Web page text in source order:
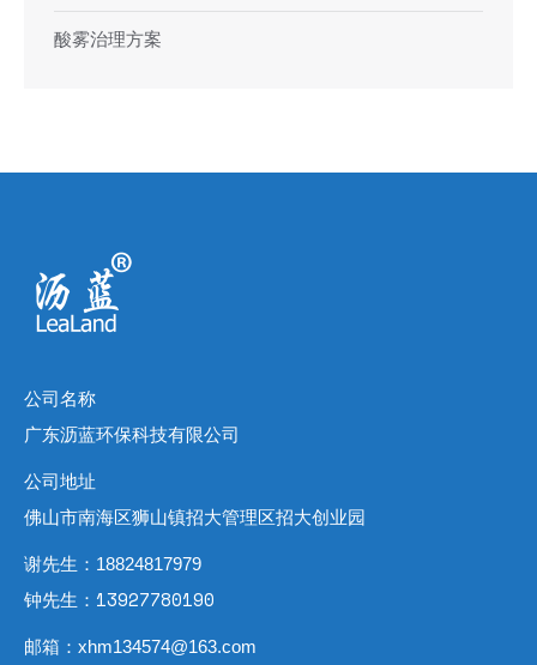
酸雾治理方案
公司名称
广东沥蓝环保科技有限公司
公司地址
佛山市南海区狮山镇招大管理区招大创业园
谢先生：18824817979
钟先生：13927780190
邮箱：xhm134574@163.com